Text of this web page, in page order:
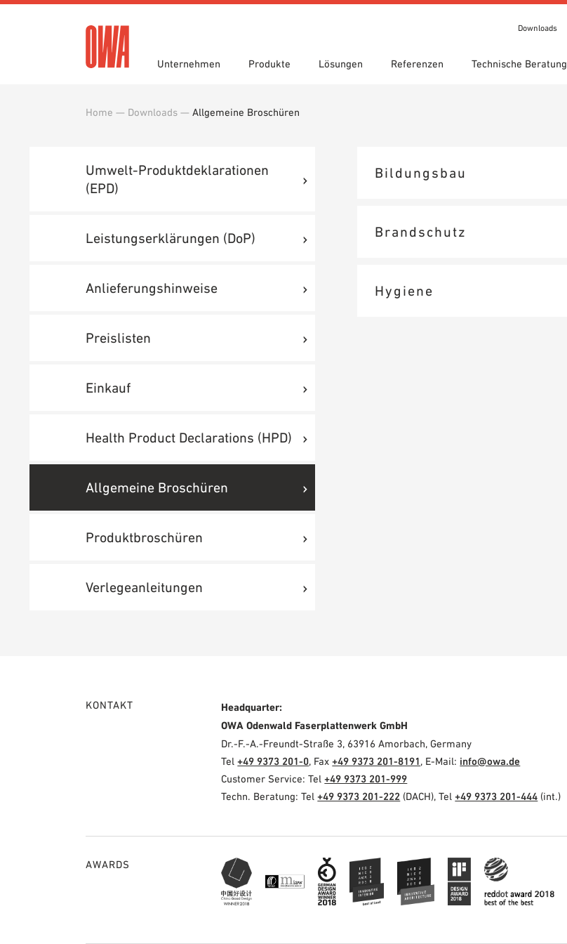
Downloads
Unternehmen
Historie Auszeichnungen
Karriere Showroom 7th Floor
Produkte
Produktübersicht Geführte Suche
Lösungen
Funktionen Einsatzgebiete
Referenzen Technische Beratung
Ausschreibungstexte Downloads
OWA-Schulungen
Jobportal
Home — Downloads — Allgemeine Broschüren
Umwelt-Produktdeklarationen
(EPD)
Leistungserklärungen (DoP)
Anlieferungshinweise
Preislisten
Einkauf
Health Product Declarations (HPD)
Allgemeine Broschüren
Produktbroschüren
Verlegeanleitungen
Bildungsbau
Brandschutz
Hygiene
KONTAKT
Headquarter:
OWA Odenwald Faserplattenwerk GmbH
Dr.-F.-A.-Freundt-Straße 3, 63916 Amorbach, Germany
Tel+49 9373 201-0, Fax+49 9373 201-8191, E-Mail: info@owa.de
Customer Service: Tel+49 9373 201-999
Techn. Beratung: Tel+49 9373 201-222 (DACH), Tel+49 9373 201-444 (int.)
AWARDS